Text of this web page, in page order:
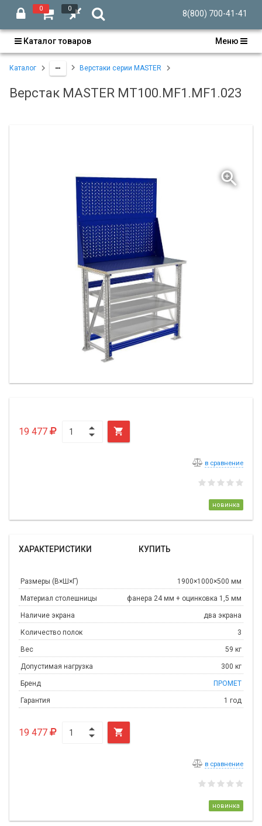
0 0
8(800) 700-41-41
Каталог товаров Меню
Каталог Верстаки серии MASTER
Верстак MASTER MT100.MF1.MF1.023
19 477 
в сравнение
новинка
ХАРАКТЕРИСТИКИ КУПИТЬ
Размеры (В×Ш×Г) 1900×1000×500 мм
Материал столешницы фанера 24 мм + оцинковка 1,5 мм
Наличие экрана два экрана
Количество полок 3
Вес 59 кг
Допустимая нагрузка 300 кг
Бренд ПРОМЕТ
Гарантия 1 год
19 477 
в сравнение
новинка